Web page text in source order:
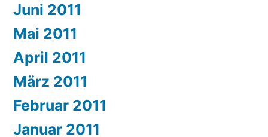
Juni 2011
Mai 2011
April 2011
März 2011
Februar 2011
Januar 2011